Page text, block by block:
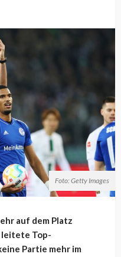
Foto: Getty Images
auf dem Platz
leitete Top-
Partie mehr im